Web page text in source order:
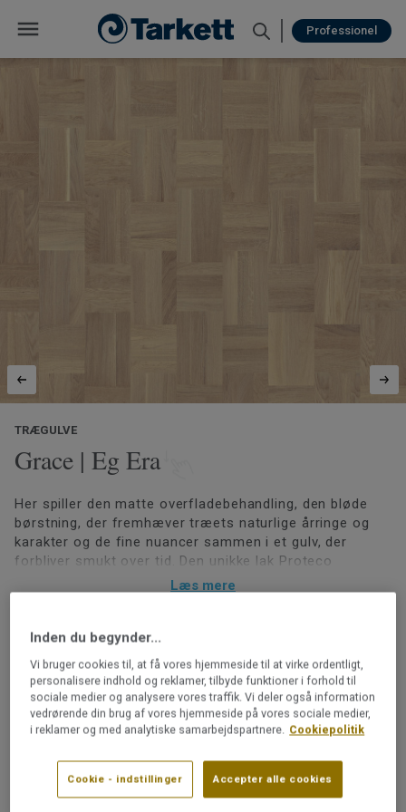
Professionel
TRÆGULVE
Grace | Eg Era
Her spiller den matte overfladebehandling, den bløde
børstning, der fremhæver træets naturlige årringe og
karakter og de fine nuancer sammen i et gulv, der
forbliver smukt over tid. Den unikke lak Proteco
ExtraMatt giver et gulv, der er lige så mat og føles lige
gang nogensinde det olierede gulvs naturlige overflade
med den enkle pleje af et lakeret gulv.
Læs mere
PEFC-certificeret (PEFC/05-35-125)
Henvisning tilGrading Book
Overfladebehandlet med Proteco ExtraMatt
Kan slibes
Kan lægges oven på gulvvarme
Lægges med 2-lock-kliksystemet
Varenummer:
Inden du begynder...
Vi bruger cookies til, at få vores hjemmeside til at virke ordentligt,
personalisere indhold og reklamer, tilbyde funktioner i forhold til
sociale medier og analysere vores traffik. Vi deler også information
vedrørende din brug af vores hjemmeside på vores sociale medier,
i reklamer og med analytiske samarbejdspartnere. Cookiepolitik
Cookie - indstillinger Accepter alle cookies